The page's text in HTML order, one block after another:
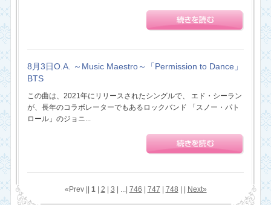
8月3日O.A. ～Music Maestro～「Permission to Dance」
BTS
この曲は、2021年にリリースされたシングルで、 エド・シーラン
が、長年のコラボレーターでもあるロックバンド 「スノー・パト
ロール」のジョニ...
«Prev || 1| 2 3 | ...| 746 747 748 Next»